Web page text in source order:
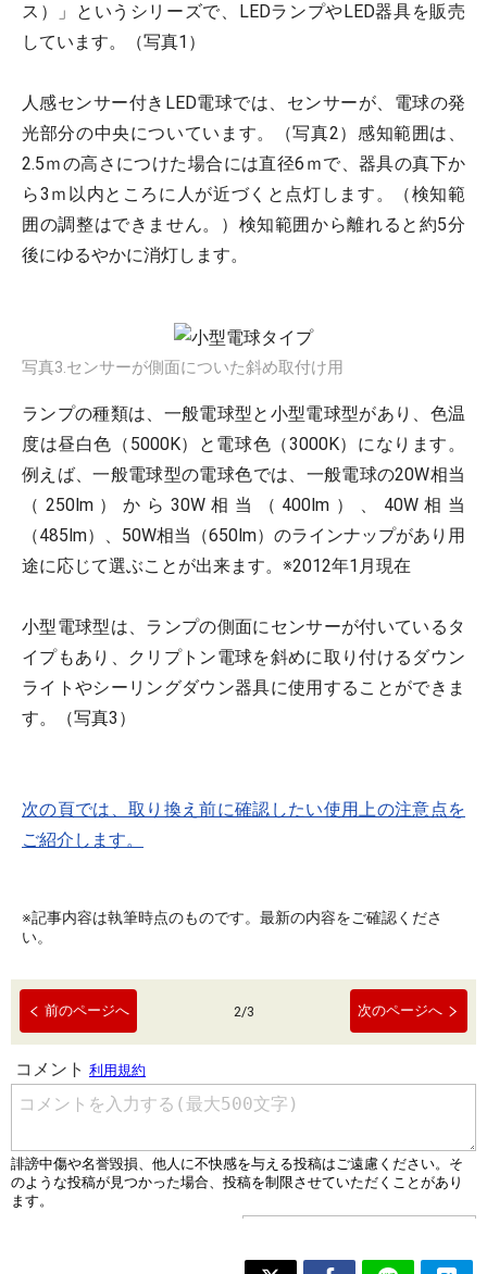
ス）」というシリーズで、LEDランプやLED器具を販売
しています。（写真1）
人感センサー付きLED電球では、センサーが、電球の発
光部分の中央についています。（写真2）感知範囲は、
2.5ｍの高さにつけた場合には直径6ｍで、器具の真下か
ら3ｍ以内ところに人が近づくと点灯します。（検知範
囲の調整はできません。）検知範囲から離れると約5分
後にゆるやかに消灯します。
写真3.センサーが側面についた斜め取付け用
ランプの種類は、一般電球型と小型電球型があり、色温
度は昼白色（5000K）と電球色（3000K）になります。
例えば、一般電球型の電球色では、一般電球の20W相当
（250lm）から30W相当（400lm）、40W相当
（485lm）、50W相当（650lm）のラインナップがあり用
途に応じて選ぶことが出来ます。※2012年1月現在
小型電球型は、ランプの側面にセンサーが付いているタ
イプもあり、クリプトン電球を斜めに取り付けるダウン
ライトやシーリングダウン器具に使用することができま
す。（写真3）
次の頁では、取り換え前に確認したい使用上の注意点を
ご紹介します。
※記事内容は執筆時点のものです。最新の内容をご確認くださ
い。
前のページへ 2/3 次のページへ